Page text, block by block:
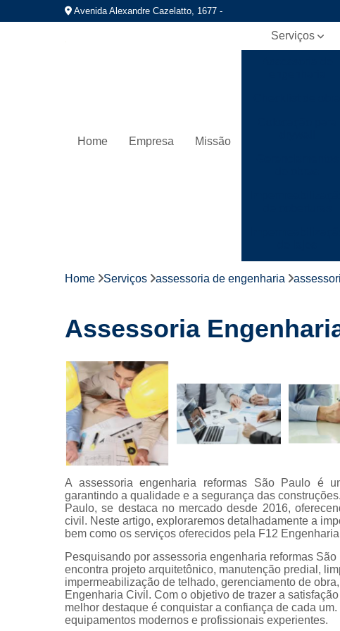
Avenida Alexandre Cazelatto, 1677 -
Home Empresa Missão
Serviços
hidráulica
drywall
Limpeza de
fachadas
Limpeza de
Limpezas com
hidrojateamento
Manutenção
predial
Manutenções de
fachadas
Montagem de
drywall
Home Serviços assessoria de engenharia
Assessoria
A assessoria engenharia reformas São Paulo é
garantindo a qualidade e a segurança das
Paulo, se destaca no mercado desde 2016,
civil. Neste artigo, exploraremos detalhadamente a
bem como os serviços oferecidos pela F12
Pesquisando por assessoria engenharia reformas
encontra projeto arquitetônico, manutenção predial,
impermeabilização de telhado, gerenciamento de
Engenharia Civil. Com o objetivo de trazer a
melhor destaque é conquistar a confiança de cada
equipamentos modernos e profissionais experientes.